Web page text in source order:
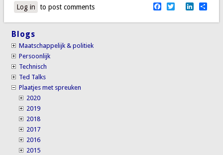
Facebook
Twitter
Log in to post comments
Blogs
Maatschappelijk & politiek
Persoonlijk
Technisch
Ted Talks
Plaatjes met spreuken
2020
2019
2018
2017
2016
2015